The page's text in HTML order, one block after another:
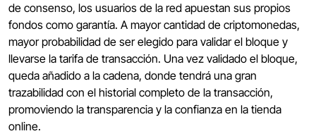
de consenso, los usuarios de la red apuestan sus propios
fondos como garantía. A mayor cantidad de criptomonedas,
mayor probabilidad de ser elegido para validar el bloque y
llevarse la tarifa de transacción. Una vez validado el bloque,
queda añadido a la cadena, donde tendrá una gran
trazabilidad con el historial completo de la transacción,
promoviendo la transparencia y la confianza en la tienda
online.